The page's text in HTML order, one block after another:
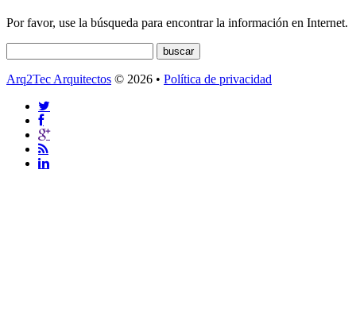
Por favor, use la búsqueda para encontrar la información en Internet.
Arq2Tec Arquitectos © 2026 • Política de privacidad